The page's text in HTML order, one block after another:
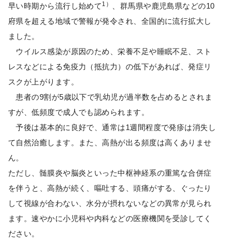
早い時期から流行し始めて 1）
、群馬県や鹿児島県などの10
府県を超える地域で警報が発令され、全国的に流行拡大し
ました。
ウイルス感染が原因のため、栄養不足や睡眠不足、スト
レスなどによる免疫力（抵抗力）の低下があれば、発症リ
スクが上がります。
患者の9割が5歳以下で乳幼児が過半数を占めるとされま
すが、低頻度で成人でも認められます。
予後は基本的に良好で、通常は1週間程度で発疹は消失し
て自然治癒します。また、高熱が出る頻度は高くありませ
ん。
ただし、髄膜炎や脳炎といった中枢神経系の重篤な合併症
を伴うと、高熱が続く、嘔吐する、頭痛がする、ぐったり
して視線が合わない、水分が摂れないなどの異常が見られ
ます。速やかに小児科や内科などの医療機関を受診してく
ださい。